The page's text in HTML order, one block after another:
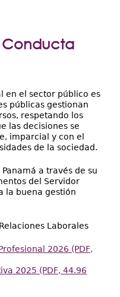
Conducta
en el sector público es
públicas gestionan
respetando los
las decisiones se
imparcial y con el
de la sociedad.
a través de su
del Servidor
la buena gestión
Laborales
2026 (PDF,
2025 (PDF, 44.96